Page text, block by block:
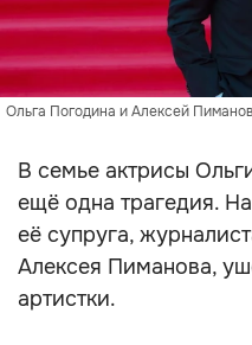
Ольга Погодина и Алексей
В семье актрисы
ещё одна трагедия.
её супруга,
Алексея Пиманова,
артистки.